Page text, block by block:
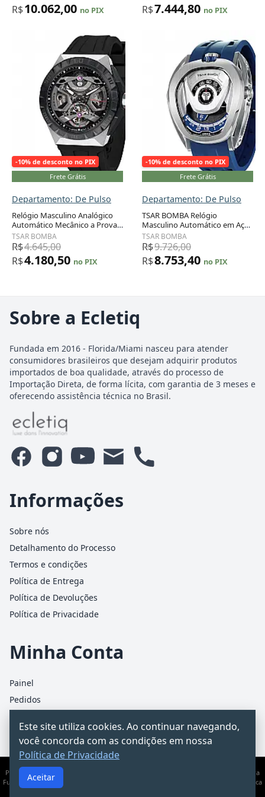
R$10.062,00 no PIX
R$7.444,80 no PIX
-10% de desconto no PIX
Frete Grátis
Departamento: De Pulso
Relógio Masculino Analógico
Automático Mecânico a Prova
dÁgua 100M com Pulseira de
Silicone, TSAR BOMBA 8804,
Preto
TSAR BOMBA
R$4.645,00
R$4.180,50 no PIX
-10% de desconto no PIX
Frete Grátis
Departamento: De Pulso
TSAR BOMBA Relógio
Masculino Automático em Aço
Inoxidável com Movimento
Japonês, Pulseira Viton e 100m
Resistência à Água
TSAR BOMBA
R$9.726,00
R$8.753,40 no PIX
Sobre a Ecletiq
Fundada em 2016 - Florida/Miami nasceu para atender
consumidores brasileiros que desejam adquirir produtos
importados de boa qualidade, através do processo de
Importação Direta, de forma lícita, com garantia de 3 meses e
oferecendo assistência técnica no Brasil.
Informações
Sobre nós
Detalhamento do Processo
Termos e condições
Política de Entrega
Política de Devoluções
Política de Privacidade
Minha Conta
Painel
Pedidos
Carrinho
PCChacur Intermediação · CNPJ 31.928.499/0001-25 · Rua James Holland, 95 – Barra
Funda, São Paulo/SP · Documento informativo — não substitui consultoria jurídica
Este site utiliza cookies. Ao continuar navegando,
você concorda com as condições em nossa
Política de Privacidade
Aceitar